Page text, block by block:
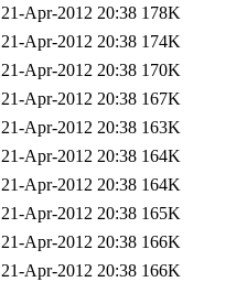
21-Apr-2012 20:38 178K
21-Apr-2012 20:38 174K
21-Apr-2012 20:38 170K
21-Apr-2012 20:38 167K
21-Apr-2012 20:38 163K
21-Apr-2012 20:38 164K
21-Apr-2012 20:38 164K
21-Apr-2012 20:38 165K
21-Apr-2012 20:38 166K
21-Apr-2012 20:38 166K